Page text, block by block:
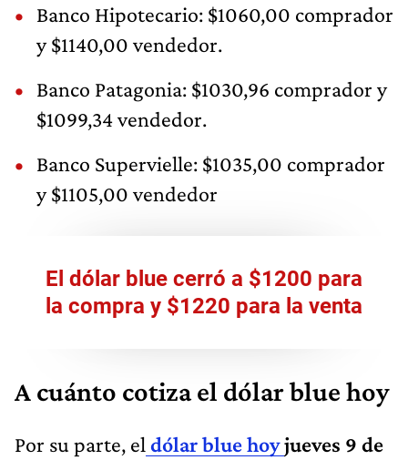
Banco Hipotecario: $1060,00 comprador
y $1140,00 vendedor.
Banco Patagonia: $1030,96 comprador y
$1099,34 vendedor.
Banco Supervielle: $1035,00 comprador
y $1105,00 vendedor
El dólar blue cerró a $1200 para
la compra y $1220 para la venta
A cuánto cotiza el dólar blue hoy
Por su parte, el dólar blue hoyjueves 9 de